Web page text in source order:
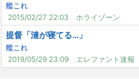
艦これ
2015/02/27 22:03
ホライゾーン
提督「漣が寝てる…」
艦これ
2019/05/29 23:09
エレファント速報